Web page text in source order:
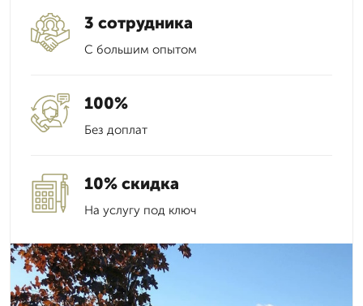
3 сотрудника
С большим опытом
100%
Без доплат
10% скидка
На услугу под ключ